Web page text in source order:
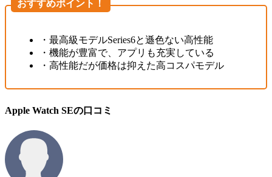
おすすめポイント！
・最高級モデルSeries6と遜色ない高性能
・機能が豊富で、アプリも充実している
・高性能だが価格は抑えた高コスパモデル
Apple Watch SEの口コミ